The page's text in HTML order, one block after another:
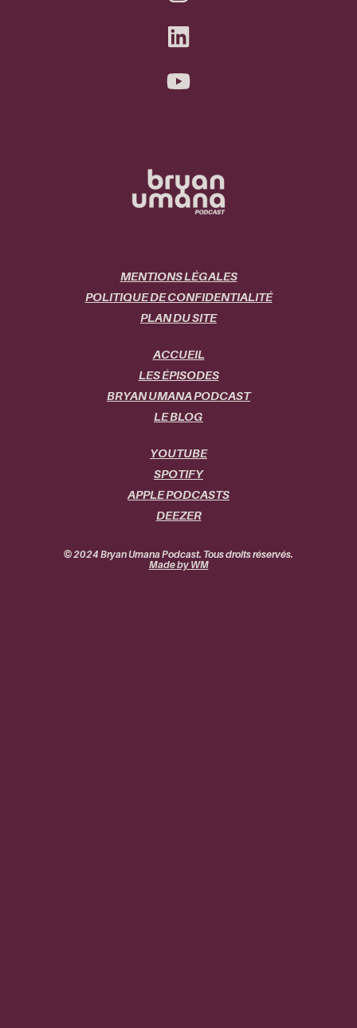
MENTIONS LÉGALES
POLITIQUE DE CONFIDENTIALITÉ
PLAN DU SITE
ACCUEIL
LES ÉPISODES
BRYAN UMANA PODCAST
LE BLOG
YOUTUBE
SPOTIFY
APPLE PODCASTS
DEEZER
© 2024 Bryan Umana Podcast. Tous droits réservés.
Made by WM